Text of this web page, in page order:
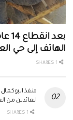
الهاتف إلى حي
منفذ
العائدين من